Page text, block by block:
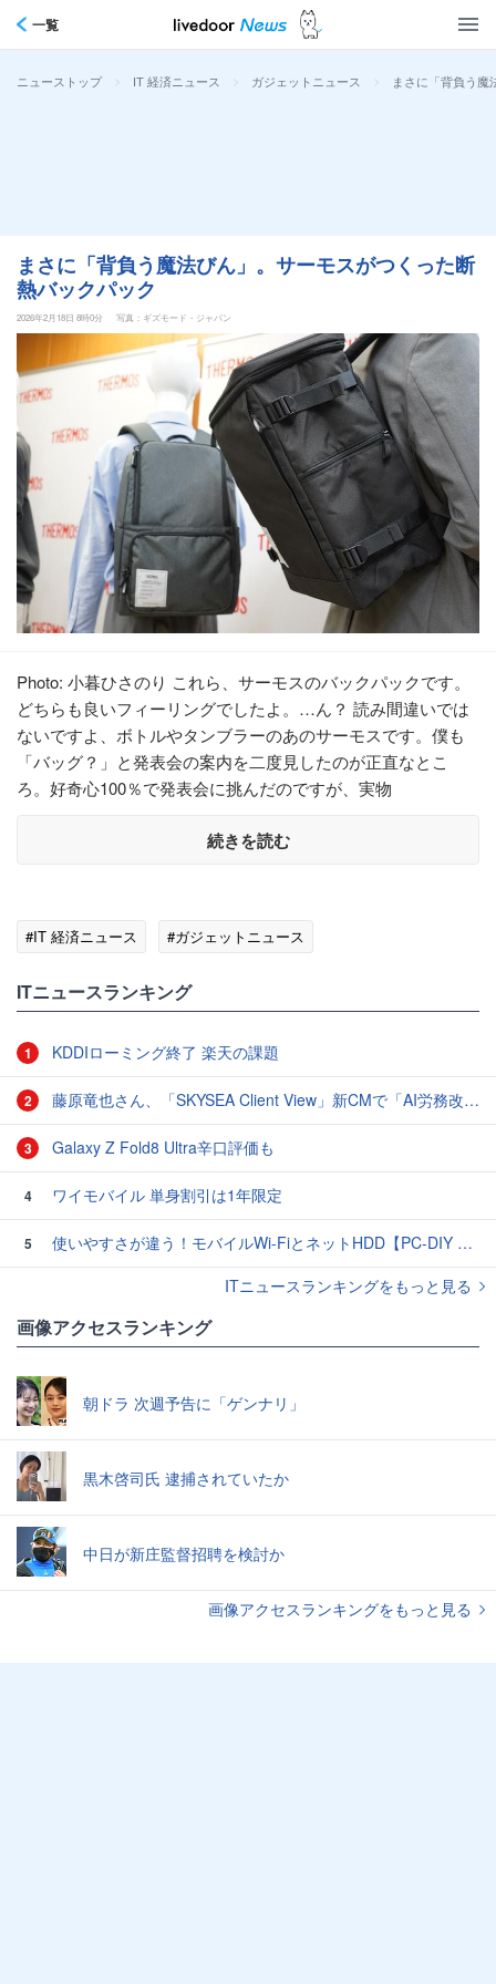
一覧
ニューストップ > IT 経済ニュース > ガジェットニュース > まさに「背負う魔
まさに「背負う魔法びん」。サーモスがつくった断
熱バックパック
2026年2月18日 8時0分 写真：ギズモード・ジャパン
Photo: 小暮ひさのり これら、サーモスのバックパックです。
どちらも良いフィーリングでしたよ。…ん？ 読み間違いでは
ないですよ、ボトルやタンブラーのあのサーモスです。僕も
「バッグ？」と発表会の案内を二度見したのが正直なとこ
ろ。好奇心100％で発表会に挑んだのですが、実物
続きを読む
#IT 経済ニュース #ガジェットニュース
ITニュースランキング
1 KDDIローミング終了 楽天の課題
2 藤原竜也さん、「SKYSEA Client View」新CMで「AI労務改善」をアピール 働き方をAIが分析したら「すぐに休んで」と言われる？
3 Galaxy Z Fold8 Ultra辛口評価も
4 ワイモバイル 単身割引は1年限定
5
使いやすさが違う！モバイルWi-FiとネットHDD【PC-DIY 秋の陣】
ITニュースランキングをもっと見る
画像アクセスランキング
朝ドラ 次週予告に「ゲンナリ」
黒木啓司氏 逮捕されていたか
中日が新庄監督招聘を検討か
画像アクセスランキングをもっと見る